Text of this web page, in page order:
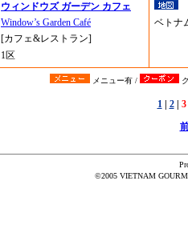
ウィンドウズ ガーデン カフェ
Window’s Garden Café
[カフェ&レストラン]
1区
ベトナ
メニュー有 /
1| 2| 3
©2005 VIETNAM